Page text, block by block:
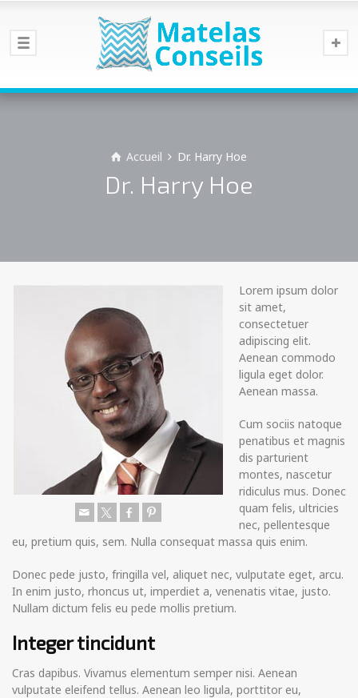
Accueil Dr. Harry Hoe
Dr. Harry Hoe
Lorem ipsum dolor
sit amet,
consectetuer
adipiscing elit.
Aenean commodo
ligula eget dolor.
Aenean massa.
Cum sociis natoque
penatibus et magnis
dis parturient
montes, nascetur
ridiculus mus. Donec
quam felis, ultricies
nec, pellentesque
eu, pretium quis, sem. Nulla consequat massa quis enim.
Donec pede justo, fringilla vel, aliquet nec, vulputate eget, arcu.
In enim justo, rhoncus ut, imperdiet a, venenatis vitae, justo.
Nullam dictum felis eu pede mollis pretium.
Integer tincidunt
Cras dapibus. Vivamus elementum semper nisi. Aenean
vulputate eleifend tellus. Aenean leo ligula, porttitor eu,